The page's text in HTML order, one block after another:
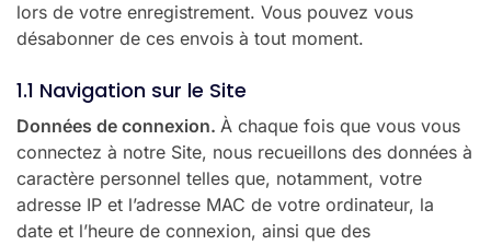
lors de votre enregistrement. Vous pouvez vous
désabonner de ces envois à tout moment.
1.1 Navigation sur le Site
Données de connexion. À chaque fois que vous vous
connectez à notre Site, nous recueillons des données à
caractère personnel telles que, notamment, votre
adresse IP et l’adresse MAC de votre ordinateur, la
date et l’heure de connexion, ainsi que des